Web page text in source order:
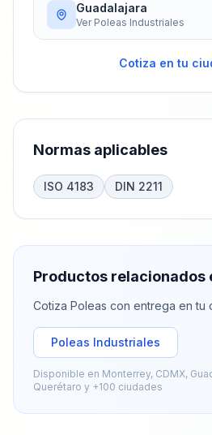
Guadalajara
Ver Poleas Industriales
Cotiza en tu
Normas aplicables
ISO 4183 DIN 2211
Productos relacionados
Cotiza Poleas con entrega en tu
Poleas Industriales
Disponible en Monterrey, CDMX,
Querétaro y +100 ciudades